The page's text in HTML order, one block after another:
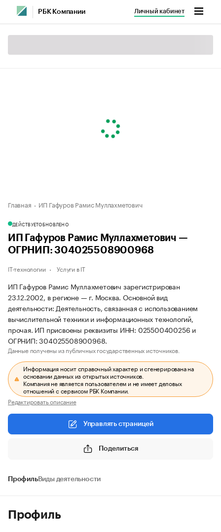
РБК Компании Личный кабинет
Главная ИП Гафуров Рамис Муллахметович
ДЕЙСТВУЕТОБНОВЛЕНО
ИП Гафуров Рамис Муллахметович —
ОГРНИП: 304025508900968
IT-технологии Услуги в IT
ИП Гафуров Рамис Муллахметович зарегистрирован
23.12.2002, в регионе — г. Москва. Основной вид
деятельности: Деятельность, связанная с использованием
вычислительной техники и информационных технологий,
прочая. ИП присвоены реквизиты ИНН: 025500400256 и
ОГРНИП: 304025508900968.
Данные получены из публичных государственных источников.
Информация носит справочный характер и сгенерирована на
основании данных из открытых источников.
Компания не является пользователем и не имеет деловых
отношений с сервисом РБК Компании.
Редактировать описание
Управлять страницей
Поделиться
ПрофильВиды деятельности
Профиль